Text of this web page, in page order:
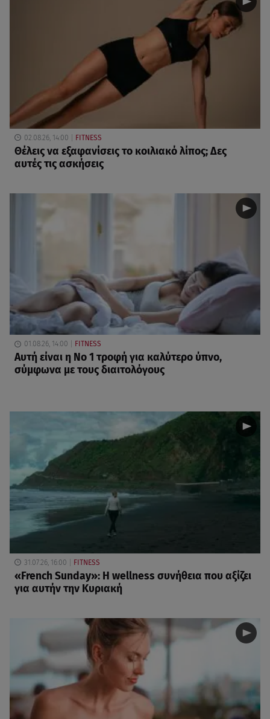
02.08.26, 14:00 FITNESS
Θέλεις να εξαφανίσεις το κοιλιακό λίπος; Δες
αυτές τις ασκήσεις
01.08.26, 14:00 FITNESS
Αυτή είναι η Νο 1 τροφή για καλύτερο ύπνο,
σύμφωνα με τους διαιτολόγους
31.07.26, 16:00 FITNESS
«French Sunday»: Η wellness συνήθεια που αξίζει
για αυτήν την Κυριακή